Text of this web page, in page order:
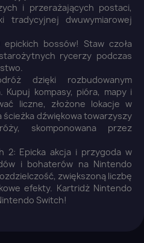
i przerażających postaci,
tradycyjnej dwuwymiarowej
bossów! Staw czoła
rycerzy podczas
dzięki rozbudowanym
Kupuj kompasy, pióra, mapy i
liczne, złożone lokacje w
ścieżka dźwiękowa towarzyszy
skomponowana przez
2: Epicka akcja i przygoda w
i bohaterów na Nintendo
zwiększoną liczbę
efekty. Kartridż Nintendo
Switch!
to save products in your
Zaloguj się